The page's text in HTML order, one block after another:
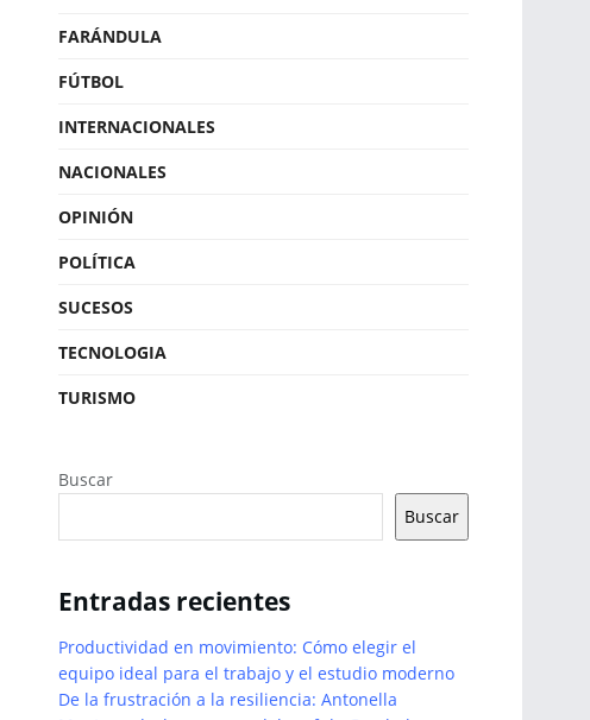
FARÁNDULA
FÚTBOL
INTERNACIONALES
NACIONALES
OPINIÓN
POLÍTICA
SUCESOS
TECNOLOGIA
TURISMO
Buscar
Buscar
Entradas recientes
Productividad en movimiento: Cómo elegir el
equipo ideal para el trabajo y el estudio moderno
De la frustración a la resiliencia: Antonella